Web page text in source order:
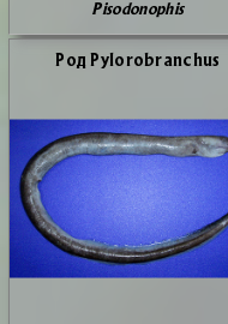
Pisodonophis
Род Pylorobranchus